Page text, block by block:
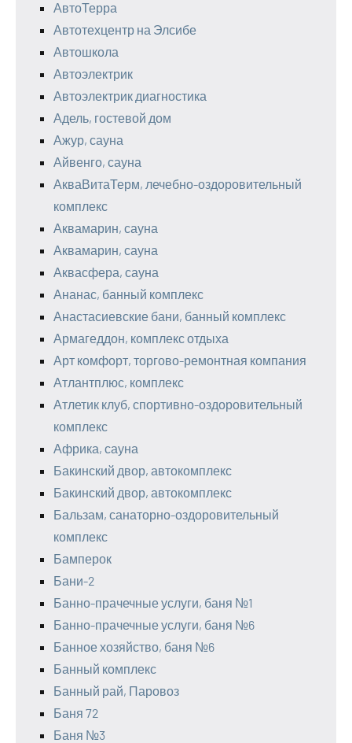
АвтоТерра
Автотехцентр на Элсибе
Автошкола
Автоэлектрик
Автоэлектрик диагностика
Адель, гостевой дом
Ажур, сауна
Айвенго, сауна
АкваВитаТерм, лечебно-оздоровительный
комплекс
Аквамарин, сауна
Аквамарин, сауна
Аквасфера, сауна
Ананас, банный комплекс
Анастасиевские бани, банный комплекс
Армагеддон, комплекс отдыха
Арт комфорт, торгово-ремонтная компания
Атлантплюс, комплекс
Атлетик клуб, спортивно-оздоровительный
комплекс
Африка, сауна
Бакинский двор, автокомплекс
Бакинский двор, автокомплекс
Бальзам, санаторно-оздоровительный
комплекс
Бамперок
Бани-2
Банно-прачечные услуги, баня №1
Банно-прачечные услуги, баня №6
Банное хозяйство, баня №6
Банный комплекс
Банный рай, Паровоз
Баня 72
Баня №3